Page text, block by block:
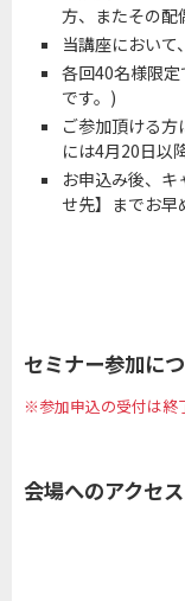
方、またその配
当講座において
各回40名様限
です。)
ご参加頂ける
には4月20日以
お申込み後、
せ先】までお早
セミナー参加に
※参加申込の受付は終
会場へのアクセス